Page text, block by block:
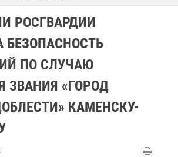
РОСГВАРДИИ
БЕЗОПАСНОСТЬ
ПО СЛУЧАЮ
ЗВАНИЯ «ГОРОД
КАМЕНСКУ-